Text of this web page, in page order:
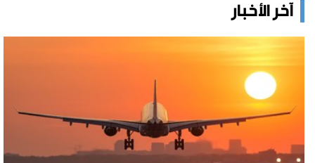
آخر الأخبار